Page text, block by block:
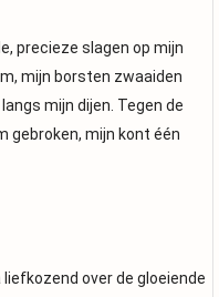
precieze slagen op mijn
mijn borsten zwaaiden
mijn dijen. Tegen de
gebroken, mijn kont één
over de gloeiende